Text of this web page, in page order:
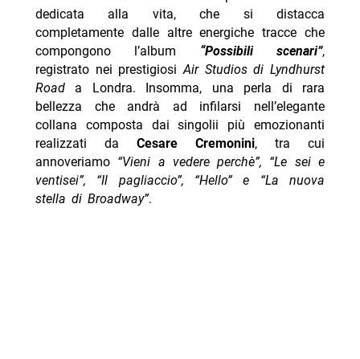
dedicata alla vita, che si distacca
completamente dalle altre energiche tracce che
compongono l’album “Possibili scenari”,
registrato nei prestigiosiAir Studios di Lyndhurst
Roada Londra. Insomma, una perla di rara
bellezza che andrà ad infilarsi nell’elegante
collana composta dai singolii più emozionanti
realizzati da Cesare Cremonini, tra cui
annoveriamo “Vieni a vedere perchè”, “Le sei e
ventisei”, “Il pagliaccio”, “Hello” e “La nuova
stella di Broadway”.